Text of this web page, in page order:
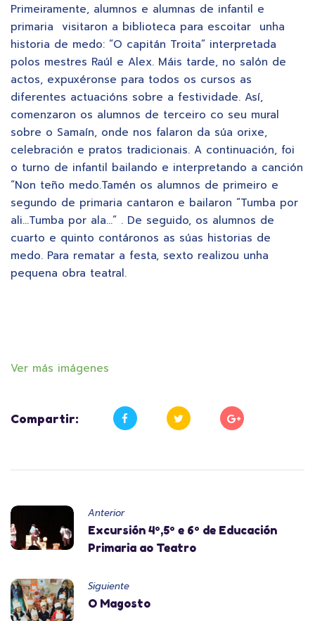
Primeiramente, alumnos e alumnas de infantil e
primaria visitaron a biblioteca para escoitar unha
historia de medo: “O capitán Troita” interpretada
polos mestres Raúl e Alex. Máis tarde, no salón de
actos, expuxéronse para todos os cursos as
diferentes actuacións sobre a festividade. Así,
comenzaron os alumnos de terceiro co seu mural
sobre o Samaín, onde nos falaron da súa orixe,
celebración e pratos tradicionais. A continuación, foi
o turno de infantil bailando e interpretando a canción
“Non teño medo.Tamén os alumnos de primeiro e
segundo de primaria cantaron e bailaron “Tumba por
ali…Tumba por ala…” . De seguido, os alumnos de
cuarto e quinto contáronos as súas historias de
medo. Para rematar a festa, sexto realizou unha
pequena obra teatral.
Ver más imágenes
Compartir:
Anterior
Excursión 4º,5º e 6º de Educación
Primaria ao Teatro
Siguiente
O Magosto